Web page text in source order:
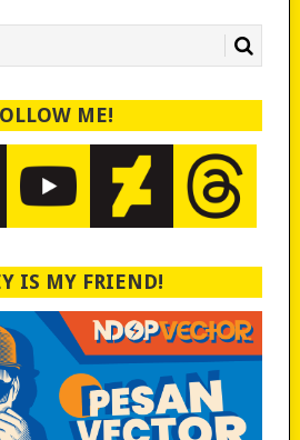
ME!
IS MY FRIEND!